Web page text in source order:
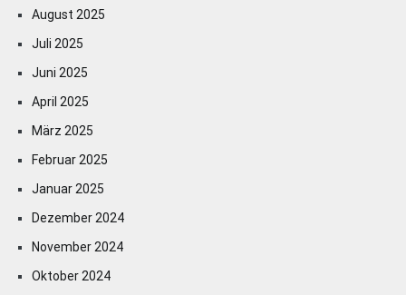
August 2025
Juli 2025
Juni 2025
April 2025
März 2025
Februar 2025
Januar 2025
Dezember 2024
November 2024
Oktober 2024